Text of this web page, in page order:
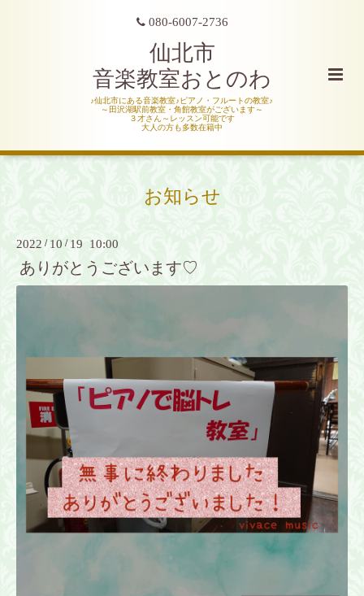
080-6007-2736
仙北市
音楽教室おとのわ
♪仙北市にある音楽教室♪ピアノ・フルートの教室♪
～田沢湖駅前教室・角館教室がございます～
３才さん～レッスン可能です
大人の方も多数在籍中
お知らせ
2022 / 10 / 19 10:00
ありがとうございます♡